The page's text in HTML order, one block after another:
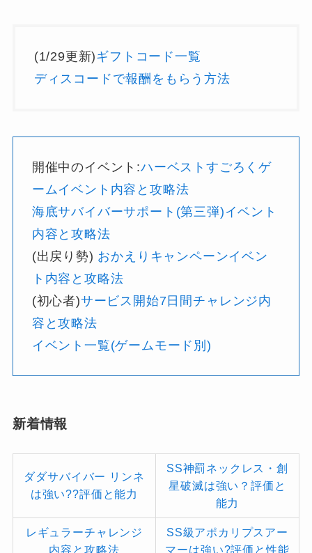
(1/29更新)ギフトコード一覧
ディスコードで報酬をもらう方法
開催中のイベント:ハーベストすごろくゲ
ームイベント内容と攻略法
海底サバイバーサポート(第三弾)イベント
内容と攻略法
(出戻り勢) おかえりキャンペーンイベン
ト内容と攻略法
(初心者)サービス開始7日間チャレンジ内
容と攻略法
イベント一覧(ゲームモード別)
新着情報
ダダサバイバー リンネ
は強い??評価と能力
SS神罰ネックレス・創
星破滅は強い？評価と
能力
レギュラーチャレンジ
内容と攻略法
SS級アポカリプスアー
マーは強い?評価と性能